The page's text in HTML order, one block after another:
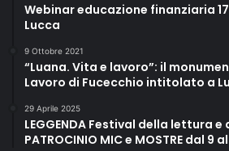
Webinar educazione finanziaria
Lucca
9 Ottobre 2021
“Luana. Vita e lavoro”: il
Lavoro di Fucecchio intitolato a
29 Aprile 2025
LEGGENDA Festival della lettura
PATROCINIO MIC e MOSTRE dal 9